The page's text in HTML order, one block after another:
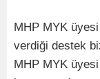
MHP MYK üyesi
verdiği destek
MHP MYK